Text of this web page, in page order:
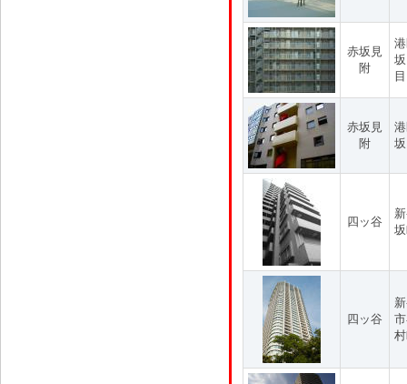
赤坂見
附
目
赤坂見
附
四ッ谷
四ッ谷